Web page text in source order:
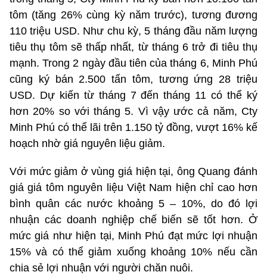
tôm (tăng 26% cùng kỳ năm trước), tương đương
110 triệu USD. Như chu kỳ, 5 tháng đầu năm lượng
tiêu thụ tôm sẽ thấp nhất, từ tháng 6 trở đi tiêu thụ
mạnh. Trong 2 ngày đầu tiên của tháng 6, Minh Phú
cũng ký bán 2.500 tấn tôm, tương ứng 28 triệu
USD. Dự kiến từ tháng 7 đến tháng 11 có thể ký
hơn 20% so với tháng 5. Vì vậy ước cả năm, Cty
Minh Phú có thể lãi trên 1.150 tỷ đồng, vượt 16% kế
hoạch nhờ giá nguyên liệu giảm.
Với mức giảm ở vùng giá hiện tại, ông Quang đánh
giá giá tôm nguyên liệu Việt Nam hiện chỉ cao hơn
bình quân các nước khoảng 5 – 10%, do đó lợi
nhuận các doanh nghiệp chế biến sẽ tốt hơn. Ở
mức giá như hiện tại, Minh Phú đạt mức lợi nhuận
15% và có thể giảm xuống khoảng 10% nếu cần
chia sẻ lợi nhuận với người chăn nuôi.